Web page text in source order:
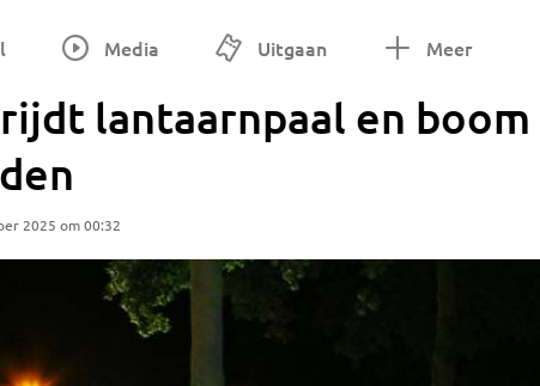
Media Uitgaan Meer
lantaarnpaal en boom
2025 om 00:32